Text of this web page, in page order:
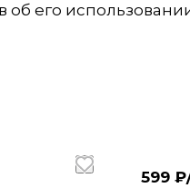
об его
599